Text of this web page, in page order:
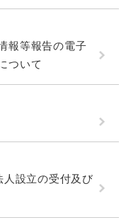
報等報告の電子
ついて
人設立の受付及び